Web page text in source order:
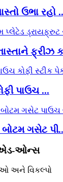
ઉભા રહો
ફ્રીઝ
પાઉચ ...
બોટમ ગસેટ
એડ-ઓન્સ